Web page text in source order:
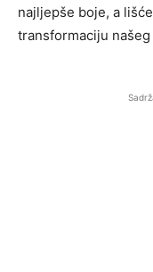
najljepše boje, a
transformaciju